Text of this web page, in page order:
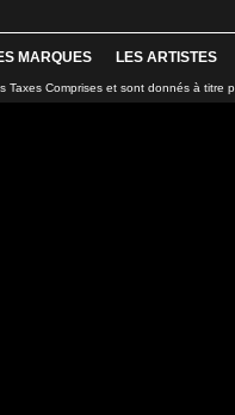
MARQUES LES ARTISTES
Taxes Comprises et sont donnés à